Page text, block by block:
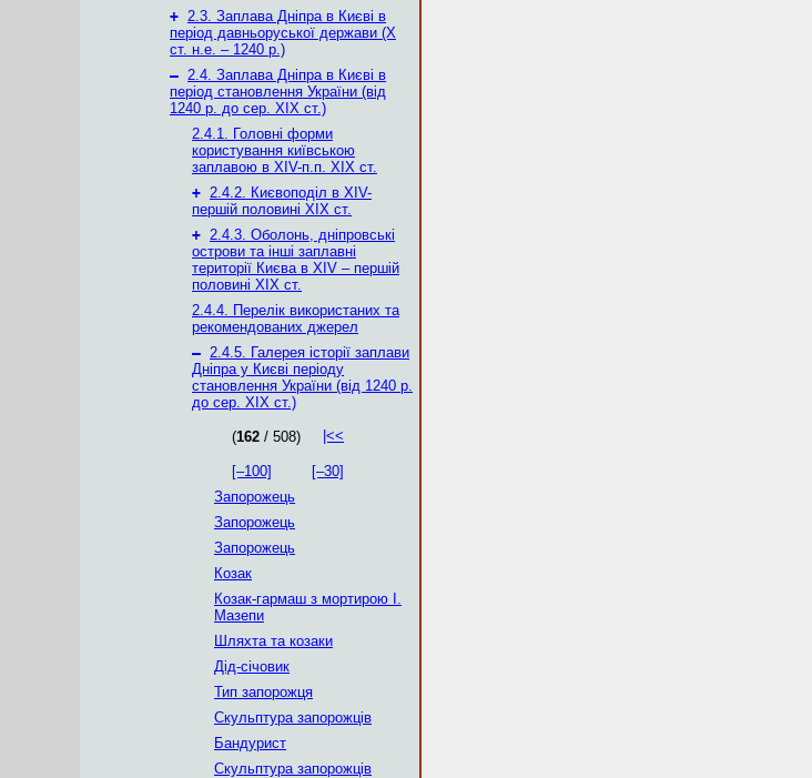
+ 2.3. Заплава Дніпра в Києві в
період давньоруської держави (Х
ст. н.е. – 1240 р.)
– 2.4. Заплава Дніпра в Києві в
період становлення України (від
1240 р. до сер. ХІХ ст.)
2.4.1. Головні форми
користування київською
заплавою в XIV-п.п. XIX ст.
+ 2.4.2. Києвоподіл в XІV-
першій половині XIX ст.
+ 2.4.3. Оболонь, дніпровські
острови та інші заплавні
території Києва в XIV – першій
половині XIX ст.
2.4.4. Перелік використаних та
рекомендованих джерел
– 2.4.5. Галерея історії заплави
Дніпра у Києві періоду
становлення України (від 1240 р.
до сер. ХІХ ст.)
(162 / 508) |<<
[–100]
[–30]
Запорожець
Запорожець
Запорожець
Козак
Козак-гармаш з мортирою І.
Мазепи
Шляхта та козаки
Дід-січовик
Тип запорожця
Скульптура запорожців
Бандурист
Скульптура запорожців